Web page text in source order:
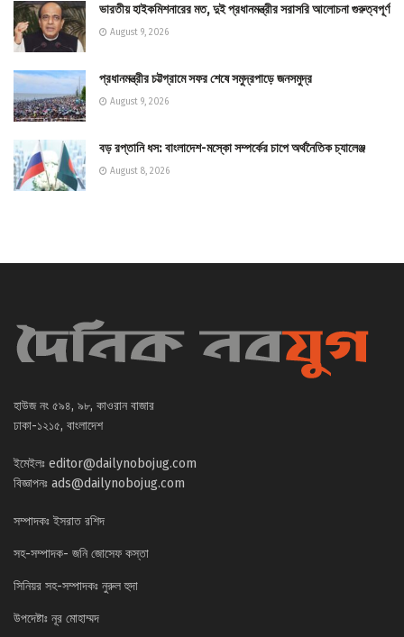
ভারতীয় হাইকমিশনারের মত, দুই প্রধানমন্ত্রীর সরাসরি আলোচনা গুরুত্বপূর্ণ
August 9, 2026
প্রধানমন্ত্রীর চট্টগ্রামে সফর শেষে সমুদ্রপাড়ে জনসমুদ্র
August 9, 2026
বড় রপ্তানি ধস: বাংলাদেশ-মস্কো সম্পর্কের চাপে অর্থনৈতিক চ্যালেঞ্জ
August 8, 2026
হাউজ নং ৫৯৪, ৯৮, কাওরান বাজার
ঢাকা-১২১৫, বাংলাদেশ
ইমেইলঃ editor@dailynobojug.com
বিজ্ঞাপনঃ ads@dailynobojug.com
সম্পাদকঃ ইসরাত রশিদ
সহ-সম্পাদক- জনি জোসেফ কস্তা
সিনিয়র সহ-সম্পাদকঃ নুরুল হুদা
উপদেষ্টাঃ নূর মোহাম্মদ